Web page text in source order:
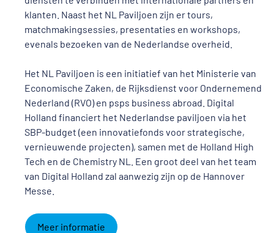
klanten. Naast het NL Paviljoen zijn er tours,
matchmakingsessies, presentaties en workshops,
evenals bezoeken van de Nederlandse overheid.
Het NL Paviljoen is een initiatief van het Ministerie van
Economische Zaken, de Rijksdienst voor Ondernemend
Nederland (RVO) en psps business abroad. Digital
Holland financiert het Nederlandse paviljoen via het
SBP-budget (een innovatiefonds voor strategische,
vernieuwende projecten), samen met de Holland High
Tech en de Chemistry NL. Een groot deel van het team
van Digital Holland zal aanwezig zijn op de Hannover
Messe.
Meer informatie